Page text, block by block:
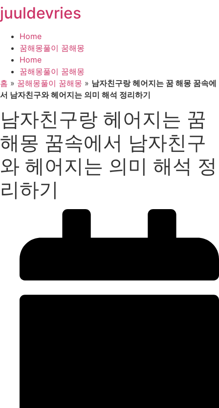
콘
텐
뛰
기
juuldevries
Home
꿈해몽풀이 꿈해몽
Home
꿈해몽풀이 꿈해몽
홈 » 꿈해몽풀이 꿈해몽 » 남자친구랑 헤어지는 꿈 해몽 꿈속에
서 남자친구와 헤어지는 의미 해석 정리하기
남자친구랑 헤어지는 꿈
해몽 꿈속에서 남자친구
와 헤어지는 의미 해석 정
리하기